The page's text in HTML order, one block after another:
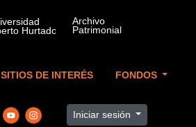
SITIOS DE INTERÉS FONDOS
Iniciar sesión